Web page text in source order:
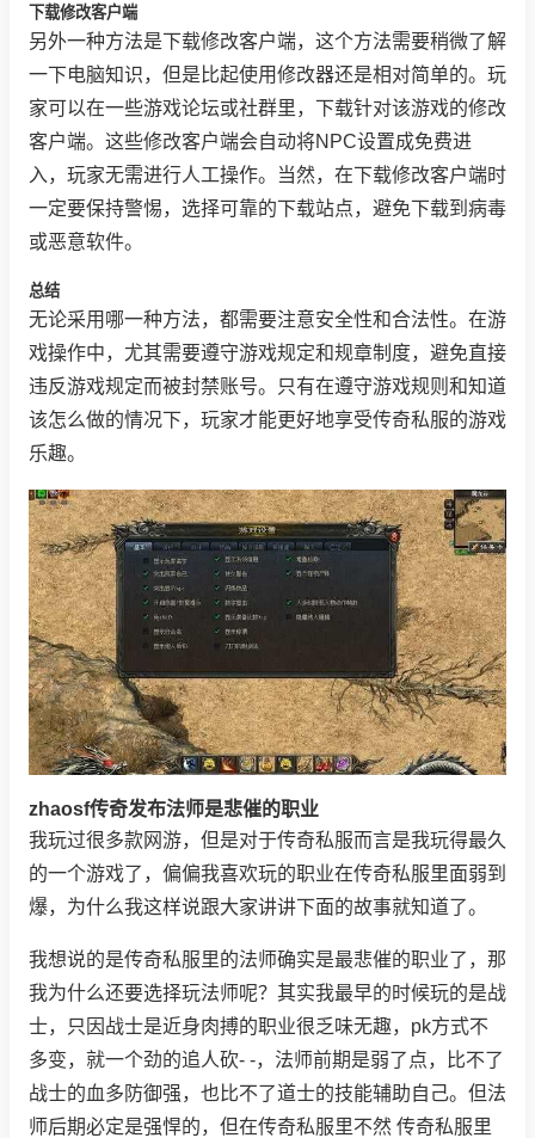
下载修改客户端
另外一种方法是下载修改客户端，这个方法需要稍微了解
一下电脑知识，但是比起使用修改器还是相对简单的。玩
家可以在一些游戏论坛或社群里，下载针对该游戏的修改
客户端。这些修改客户端会自动将NPC设置成免费进
入，玩家无需进行人工操作。当然，在下载修改客户端时
一定要保持警惕，选择可靠的下载站点，避免下载到病毒
或恶意软件。
总结
无论采用哪一种方法，都需要注意安全性和合法性。在游
戏操作中，尤其需要遵守游戏规定和规章制度，避免直接
违反游戏规定而被封禁账号。只有在遵守游戏规则和知道
该怎么做的情况下，玩家才能更好地享受传奇私服的游戏
乐趣。
zhaosf传奇发布法师是悲催的职业
我玩过很多款网游，但是对于传奇私服而言是我玩得最久
的一个游戏了，偏偏我喜欢玩的职业在传奇私服里面弱到
爆，为什么我这样说跟大家讲讲下面的故事就知道了。
我想说的是传奇私服里的法师确实是最悲催的职业了，那
我为什么还要选择玩法师呢？其实我最早的时候玩的是战
士，只因战士是近身肉搏的职业很乏味无趣，pk方式不
多变，就一个劲的追人砍- -，法师前期是弱了点，比不了
战士的血多防御强，也比不了道士的技能辅助自己。但法
师后期必定是强悍的，但在传奇私服里不然 传奇私服里